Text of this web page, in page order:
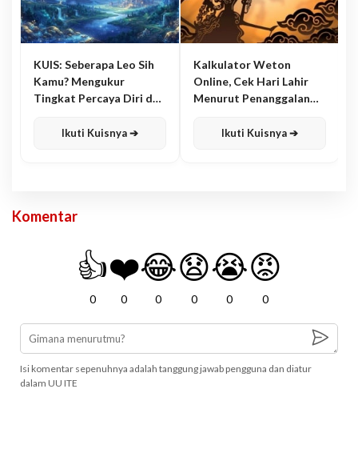
KUIS: Seberapa Leo Sih
Kamu? Mengukur
Tingkat Percaya Diri dan
Ikuti Kuisnya ➔
Kalkulator Weton
Online, Cek Hari Lahir
Menurut Penanggalan
Ikuti Kuisnya ➔
Komentar
👍
0
❤️
0
😂
0
😧
0
😭
0
😡
0
Isi komentar sepenuhnya adalah tanggung jawab pengguna dan diatur
dalam UU ITE